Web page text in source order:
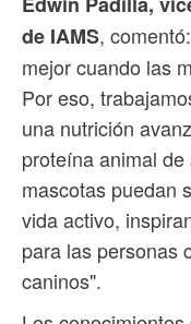
de IAMS,
mejor cuando las
Por eso,
una nutrición
proteína animal
mascotas puedan
vida activo,
para las personas
caninos".